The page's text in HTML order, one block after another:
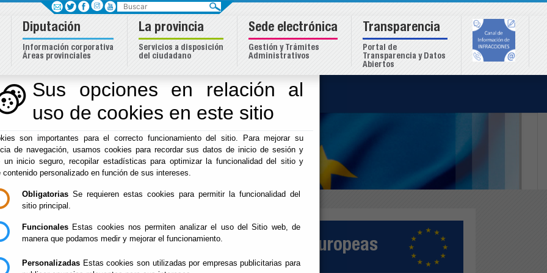
Sus opciones en relación al
uso de cookies en este sitio
son importantes para el correcto funcionamiento del sitio. Para mejorar su
de navegación, usamos cookies para recordar sus datos de inicio de sesión y
un inicio seguro, recopilar estadísticas para optimizar la funcionalidad del sitio y
contenido personalizado en función de sus intereses.
Obligatorias Se requieren estas cookies para permitir la funcionalidad del
sitio principal.
Funcionales Estas cookies nos permiten analizar el uso del Sitio web, de
manera que podamos medir y mejorar el funcionamiento.
Personalizadas Estas cookies son utilizadas por empresas publicitarias para
Inicio
Bienvenido al portal de Iniciativas Europeas
Buscar
Diputación
Información corporativa
Áreas provinciales
La provincia
Servicios a disposición
del ciudadano
Sede electrónica
Gestión y Trámites
Administrativos
Transparencia
Portal de
Transparencia y Datos
Abiertos